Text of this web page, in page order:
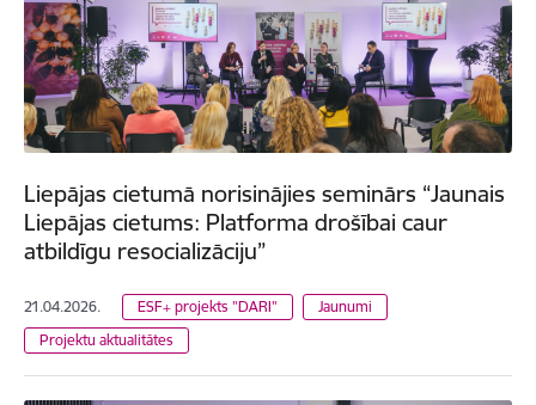
Liepājas cietumā norisinājies seminārs “Jaunais
Liepājas cietums: Platforma drošībai caur
atbildīgu resocializāciju”
21.04.2026. ESF+ projekts "DARI"
Jaunumi
Projektu aktualitātes